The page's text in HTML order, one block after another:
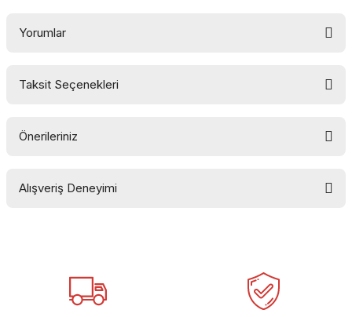
Yorumlar
Taksit Seçenekleri
Önerileriniz
konularda yetersiz gördüğünüz noktaları öneri formunu
Ürün açıklamasında eksik bilgiler bulunuyor.
Ürün bilgilerinde hatalar bulunuyor.
Alışveriş Deneyimi